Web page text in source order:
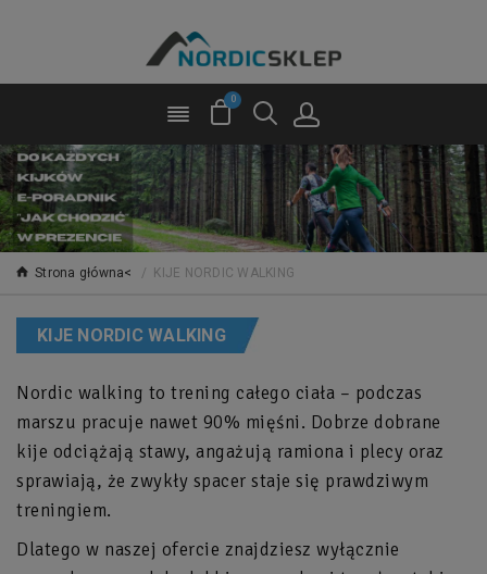
0
Strona główna< / KIJE NORDIC WALKING
KIJE NORDIC WALKING
Nordic walking to trening całego ciała – podczas
marszu pracuje nawet 90% mięśni. Dobrze dobrane
kije odciążają stawy, angażują ramiona i plecy oraz
sprawiają, że zwykły spacer staje się prawdziwym
treningiem.
Dlatego w naszej ofercie znajdziesz wyłącznie